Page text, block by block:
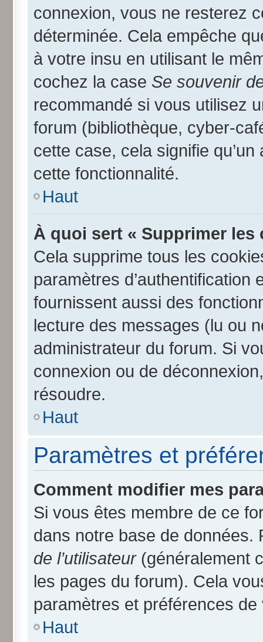
connexion, vous ne resterez
déterminée. Cela empêche
à votre insu en utilisant le
cochez la case Se souvenir
recommandé si vous utilisez
forum (bibliothèque, cyber-
cette case, cela signifie
cette fonctionnalité.
Haut
À quoi sert « Supprimer
Cela supprime tous les
paramètres
fournissent aussi des
lecture des messages (lu ou
administrateur du forum. Si
connexion ou de
résoudre.
Haut
Paramètres et
Comment modifier mes
Si vous êtes membre de ce
dans notre base de
de l’utilisateur(généralement
les pages du forum). Cela
paramètres et préférences
Haut